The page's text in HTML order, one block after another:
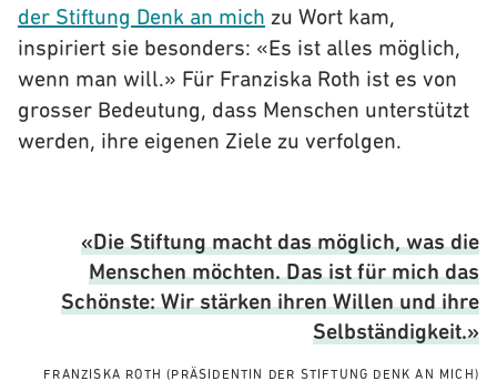
der Stiftung Denk an mich zu Wort kam,
inspiriert sie besonders: «Es ist alles möglich,
wenn man will.» Für Franziska Roth ist es von
grosser Bedeutung, dass Menschen unterstützt
werden, ihre eigenen Ziele zu verfolgen.
«Die Stiftung macht das möglich, was die
Menschen möchten. Das ist für mich das
Schönste: Wir stärken ihren Willen und ihre
Selbständigkeit.»
FRANZISKA ROTH(PRÄSIDENTIN DER STIFTUNG DENK AN MICH)